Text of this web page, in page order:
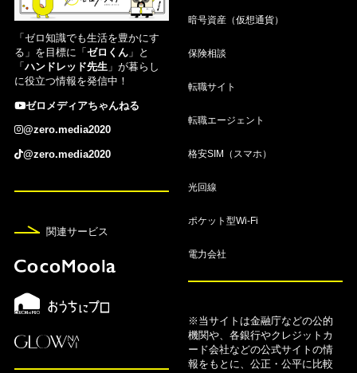
グ【2026年8月】
8月7日
空港ラウンジが無料のおすすめクレジットカード1
2選！使い方も紹介
家族カードおすすめ20選！夫婦でお得な人気クレ
【2026年8月】PASMOオートチャージできるクレ
FX自動売買おすすめランキング！人気ツールや口
暗号資産（仮想通貨）
保険相談
転職サイト
転職エージェント
格安SIM（スマホ）
光回線
ポケット型Wi-Fi
電力会社
「ゼロ知識でも生活を豊かにす
る」を目標に「 ゼロくん」と
「 ハンドレッド先生」が暮らし
に役立つ情報を発信中！
ゼロメディアちゃんねる
@zero.media2020
@zero.media2020
関連サービス
※当サイトは金融庁などの公的
機関や、各銀行やクレジットカ
ード会社などの公式サイトの情
報をもとに、公正・公平に比較